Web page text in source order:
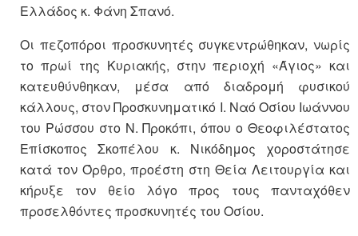
Ελλάδος κ. Φάνη Σπανό.
Οι πεζοπόροι προσκυνητές συγκεντρώθηκαν, νωρίς
το πρωί της Κυριακής, στην περιοχή «Άγιος» και
κατευθύνθηκαν, μέσα από διαδρομή φυσικού
κάλλους, στον Προσκυνηματικό Ι. Ναό Οσίου Ιωάννου
του Ρώσσου στο Ν. Προκόπι, όπου ο Θεοφιλέστατος
Επίσκοπος Σκοπέλου κ. Νικόδημος χοροστάτησε
κατά τον Όρθρο, προέστη στη Θεία Λειτουργία και
κήρυξε τον θείο λόγο προς τους πανταχόθεν
προσελθόντες προσκυνητές του Οσίου.